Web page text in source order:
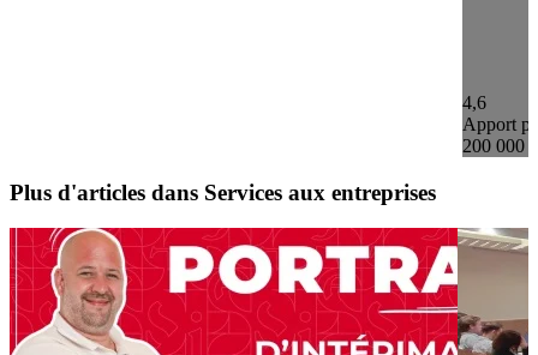
4,6
Apport
200 000 €
Plus d'articles dans Services aux entreprises